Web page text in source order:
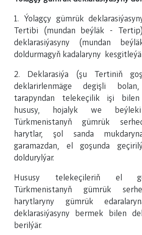
1. Ýolagçy gümrük
Tertibi (mundan beýläk ­-
deklarasiýasyny (mundan
doldurmagyň kadalaryny
2. Deklarasiýa (şu Tertiniň
deklarirlenmäge degişli
tarapyndan telekeçilik işi
hususy, hojalyk we
Türkmenistanyň gümrük
harytlar, şol sanda
garamazdan, el goşunda
doldurylýar.
Hususy telekeçileriň el
Türkmenistanyň gümrük
harytlaryny gümrük
deklarasiýasyny bermek bilen
berilýär.